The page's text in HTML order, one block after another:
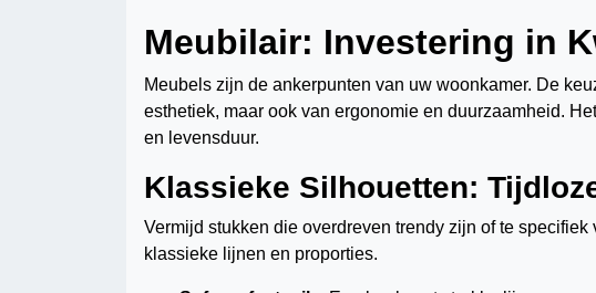
Meubilair: Investering in
Meubels zijn de ankerpunten van uw woonkamer. De
esthetiek, maar ook van ergonomie en duurzaamheid.
en levensduur.
Klassieke Silhouetten:
Vermijd stukken die overdreven trendy zijn of te
klassieke lijnen en proporties.